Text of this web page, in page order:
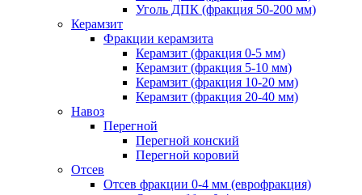
Уголь ДПК (фракция 50-200 мм)
Керамзит
Фракции керамзита
Керамзит (фракция 0-5 мм)
Керамзит (фракция 5-10 мм)
Керамзит (фракция 10-20 мм)
Керамзит (фракция 20-40 мм)
Навоз
Перегной
Перегной конский
Перегной коровий
Отсев
Отсев фракции 0-4 мм (еврофракция)